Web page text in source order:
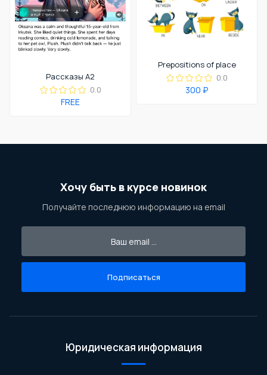
Рассказы A2
0.0
FREE
Prepositions of place
0.0
300 ₽
Хочу быть в курсе новинок
Получайте последнюю информацию на email
Подписаться
Юридическая информация